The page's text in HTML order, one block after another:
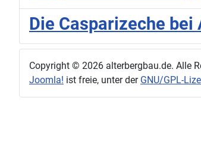
Die Casparizeche
Copyright © 2026 alterbergbau.de. Alle
Joomla! ist freie, unter der GNU/GPL-